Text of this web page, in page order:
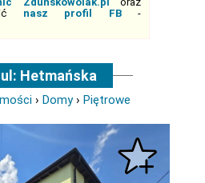
nasz profil FB-
Hetmańska
› Domy› Piętrowe